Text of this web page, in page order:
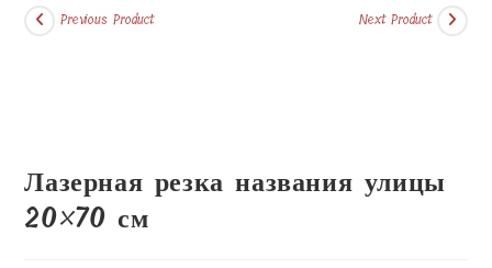
Previous Product Next Product
Лазерная резка названия улицы
20×70 см